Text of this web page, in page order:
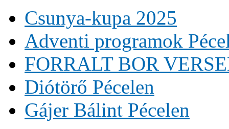
Csunya-kupa 2025
Adventi programok
FORRALT BOR
Diótörő Pécelen
Gájer Bálint Pécelen